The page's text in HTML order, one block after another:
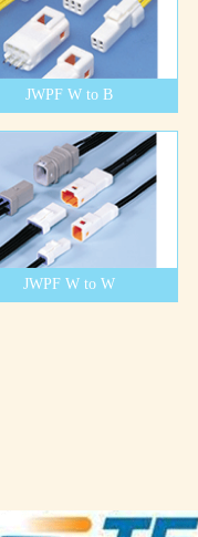
JWPF W to B
JWPF W to W